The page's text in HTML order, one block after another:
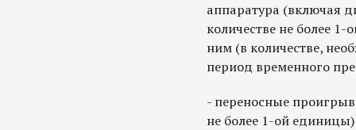
аппаратура (включая
количестве не более
ним (в количестве,
период временного
- переносные
не более 1-ой